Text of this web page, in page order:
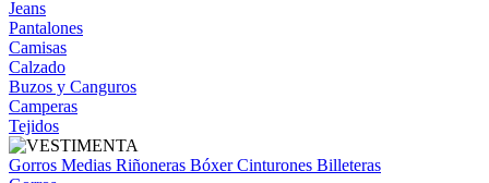
Jeans
Pantalones
Camisas
Calzado
Buzos y Canguros
Camperas
Tejidos
Gorros Medias Riñoneras BóxerCinturones Billeteras